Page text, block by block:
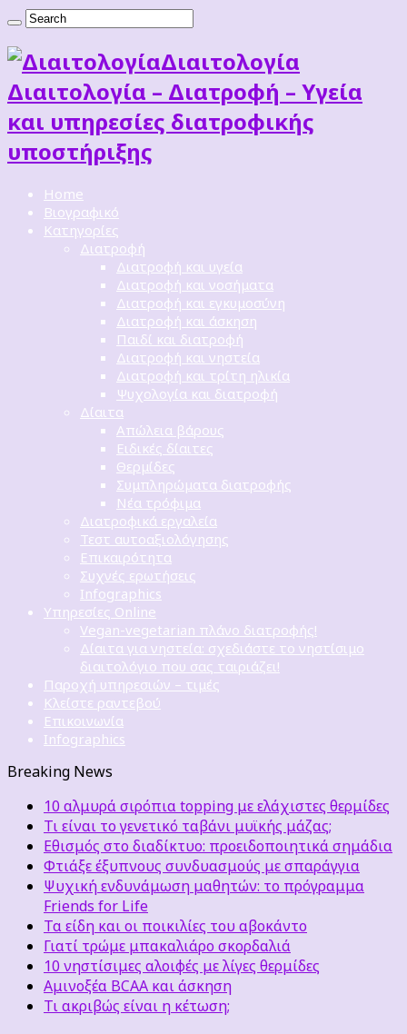
Διαιτoλογία
Διαιτολογία – Διατροφή – Υγεία
και υπηρεσίες διατροφικής
υποστήριξης
Home
Βιογραφικό
Κατηγορίες
Διατροφή
Διατροφή και υγεία
Διατροφή και νοσήματα
Διατροφή και εγκυμοσύνη
Διατροφή και άσκηση
Παιδί και διατροφή
Διατροφή και νηστεία
Διατροφή και τρίτη ηλικία
Ψυχολογία και διατροφή
Δίαιτα
Απώλεια βάρους
Ειδικές δίαιτες
Θερμίδες
Συμπληρώματα διατροφής
Νέα τρόφιμα
Διατροφικά εργαλεία
Τεστ αυτοαξιολόγησης
Επικαιρότητα
Συχνές ερωτήσεις
Infographics
Υπηρεσίες Online
Vegan-vegetarian πλάνο διατροφής!
Δίαιτα για νηστεία: σχεδιάστε το νηστίσιμο
διαιτολόγιο που σας ταιριάζει!
Παροχή υπηρεσιών – τιμές
Κλείστε ραντεβού
Επικοινωνία
Infographics
Breaking News
10 αλμυρά σιρόπια topping με ελάχιστες θερμίδες
Τι είναι το γενετικό ταβάνι μυϊκής μάζας;
Εθισμός στο διαδίκτυο: προειδοποιητικά σημάδια
Φτιάξε έξυπνους συνδυασμούς με σπαράγγια
Ψυχική ενδυνάμωση μαθητών: το πρόγραμμα
Friends for Life
Τα είδη και οι ποικιλίες του αβοκάντο
Γιατί τρώμε μπακαλιάρο σκορδαλιά
10 νηστίσιμες αλοιφές με λίγες θερμίδες
Αμινοξέα BCAA και άσκηση
Τι ακριβώς είναι η κέτωση;